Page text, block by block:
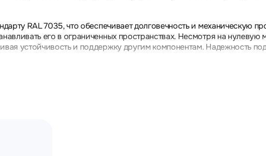
RAL 7035, что обеспечивает долговечность и механическую
его в ограниченных пространствах. Несмотря на нулевую
устойчивость и поддержку другим компонентам. Надежность